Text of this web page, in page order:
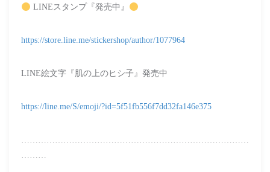
LINEスタンプ『発売中』
https://store.line.me/stickershop/author/1077964
LINE絵文字『肌の上のヒシ子』発売中
https://line.me/S/emoji/?id=5f51fb556f7dd32fa146e375
………………………………………………………………………
………